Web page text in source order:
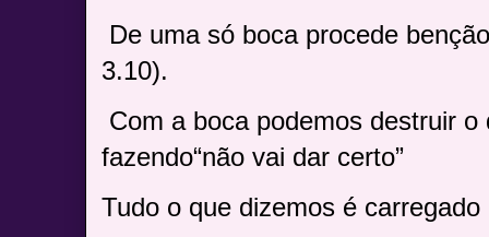
De uma só boca procede
3.10).
Com a boca podemos destruir o
fazendo“não vai dar certo”
Tudo o que dizemos é